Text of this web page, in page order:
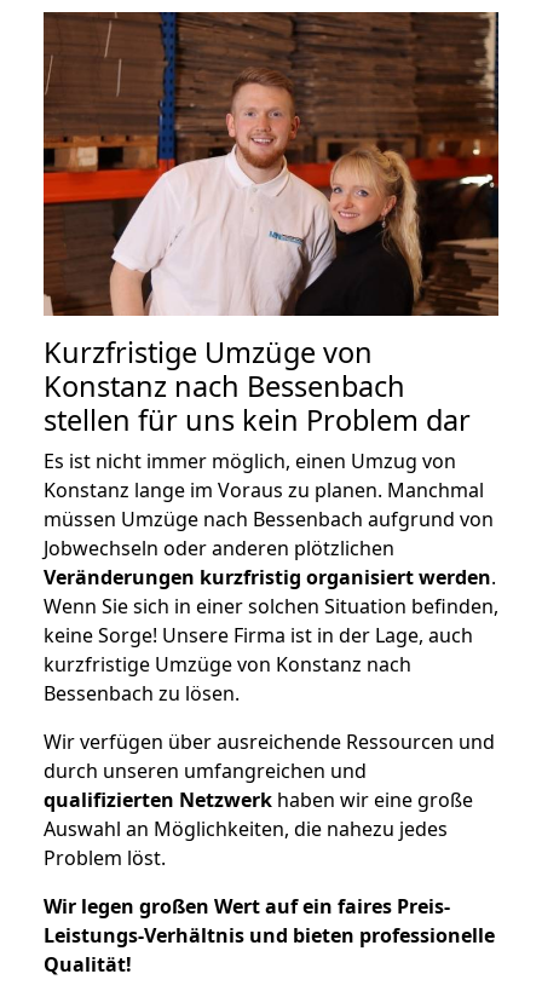
Kurzfristige Umzüge von
Konstanz nach Bessenbach
stellen für uns kein Problem dar
Es ist nicht immer möglich, einen Umzug von
Konstanz lange im Voraus zu planen. Manchmal
müssen Umzüge nach Bessenbach aufgrund von
Jobwechseln oder anderen plötzlichen
Veränderungen kurzfristig organisiert werden.
Wenn Sie sich in einer solchen Situation befinden,
keine Sorge! Unsere Firma ist in der Lage, auch
kurzfristige Umzüge von Konstanz nach
Bessenbach zu lösen.
Wir verfügen über ausreichende Ressourcen und
durch unseren umfangreichen und
qualifizierten Netzwerk haben wir eine große
Auswahl an Möglichkeiten, die nahezu jedes
Problem löst.
Wir legen großen Wert auf ein faires Preis-
Leistungs-Verhältnis und bieten professionelle
Qualität!